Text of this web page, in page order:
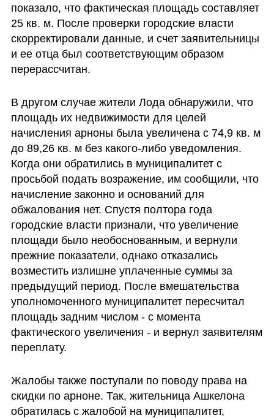
показало, что фактическая площадь составляет
25 кв. м. После проверки городские власти
скорректировали данные, и счет заявительницы
и ее отца был соответствующим образом
перерассчитан.
В другом случае жители Лода обнаружили, что
площадь их недвижимости для целей
начисления арноны была увеличена с 74,9 кв. м
до 89,26 кв. м без какого-либо уведомления.
Когда они обратились в муниципалитет с
просьбой подать возражение, им сообщили, что
начисление законно и оснований для
обжалования нет. Спустя полтора года
городские власти признали, что увеличение
площади было необоснованным, и вернули
прежние показатели, однако отказались
возместить излишне уплаченные суммы за
предыдущий период. После вмешательства
уполномоченного муниципалитет пересчитал
площадь задним числом - с момента
фактического увеличения - и вернул заявителям
переплату.
Жалобы также поступали по поводу права на
скидки по арноне. Так, жительница Ашкелона
обратилась с жалобой на муниципалитет,